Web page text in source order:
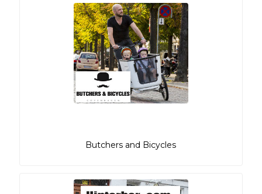
Butchers and Bicycles